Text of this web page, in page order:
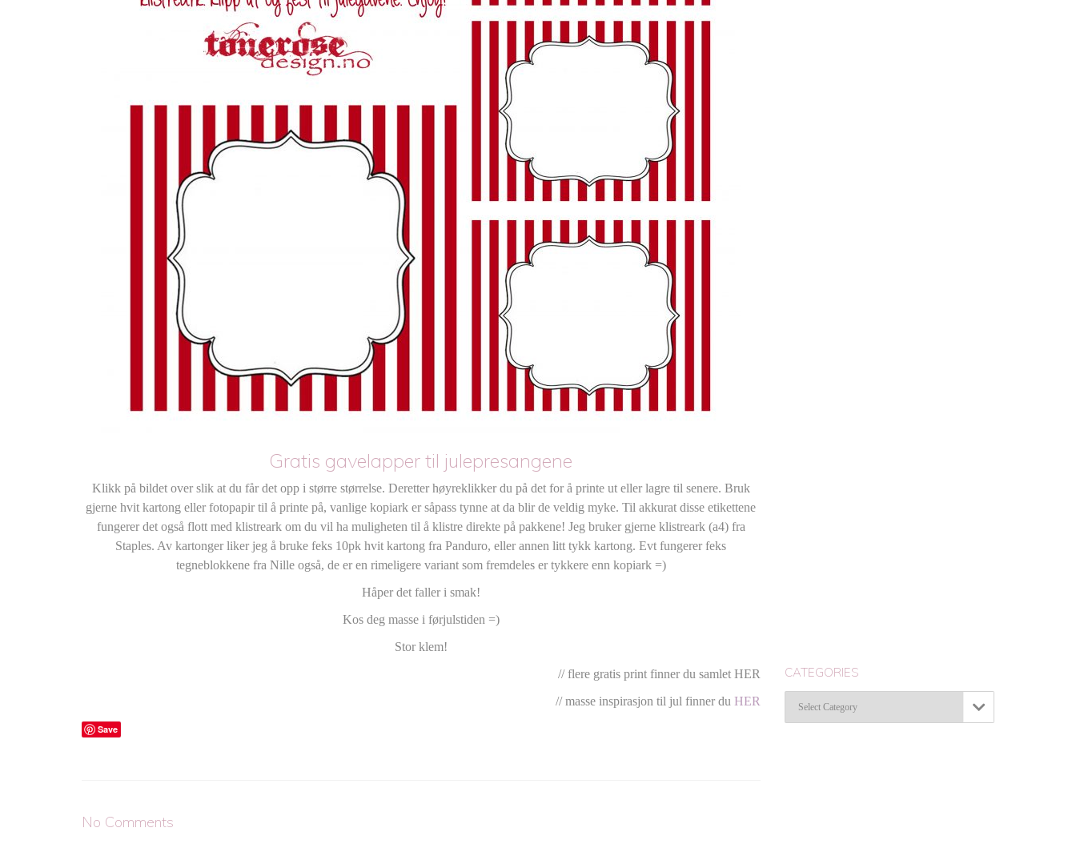
Gratis gavelapper til julepresangene
Klikk på bildet over slik at du får det opp i større størrelse. Deretter høyreklikker du på det for å printe ut eller lagre til senere. Bruk
gjerne hvit kartong eller fotopapir til å printe på, vanlige kopiark er såpass tynne at da blir de veldig myke. Til akkurat disse etikettene
fungerer det også flott med klistreark om du vil ha muligheten til å klistre direkte på pakkene! Jeg bruker gjerne klistreark (a4) fra
Staples. Av kartonger liker jeg å bruke feks 10pk hvit kartong fra Panduro, eller annen litt tykk kartong. Evt fungerer feks
tegneblokkene fra Nille også, de er en rimeligere variant som fremdeles er tykkere enn kopiark =)
Håper det faller i smak!
Kos deg masse i førjulstiden =)
Stor klem!
// flere gratis print finner du samlet HER
// masse inspirasjon til jul finner du HER
Save
No Comments
CATEGORIES
